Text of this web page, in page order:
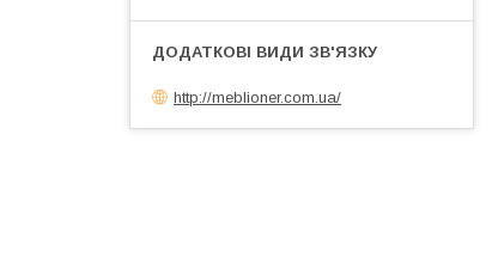
http://meblioner.com.ua/